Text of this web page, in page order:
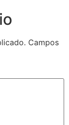
Campos